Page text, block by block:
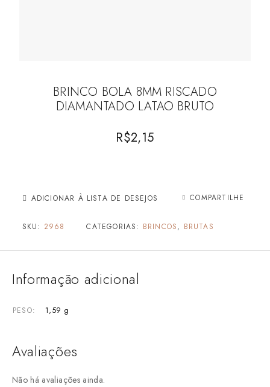
BRINCO BOLA 8MM RISCADO
DIAMANTADO LATAO BRUTO
R$2,15
ADICIONAR À LISTA DE DESEJOS COMPARTILHE
SKU: 2968 CATEGORIAS: BRINCOS, BRUTAS
Informação adicional
PESO 1,59 g
Avaliações
Não há avaliações ainda.